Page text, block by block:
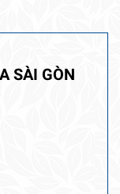
SÀI GÒN